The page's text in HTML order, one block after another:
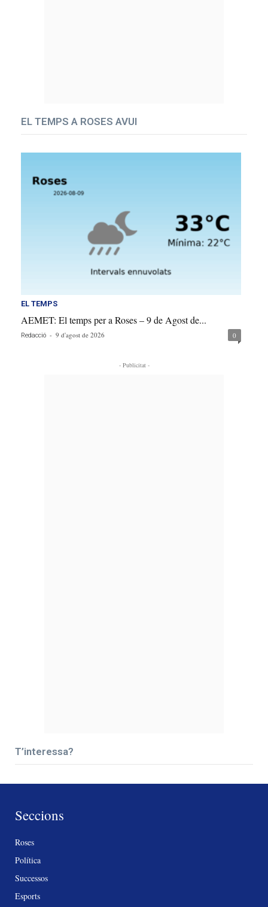
EL TEMPS A ROSES AVUI
EL TEMPS
AEMET: El temps per a Roses – 9 de Agost de...
Redacció - 9 d'agost de 2026 0
- Publicitat -
T’interessa?
Seccions
Roses
Política
Successos
Esports